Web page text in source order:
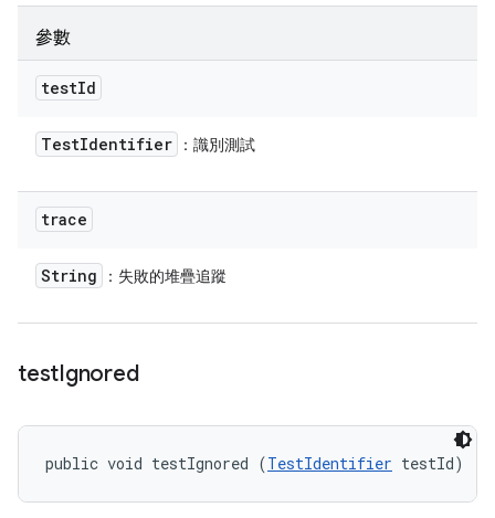
參數
testId
TestIdentifier ：識別測試
trace
String ：失敗的堆疊追蹤
testIgnored
public void testIgnored (TestIdentifier testId)